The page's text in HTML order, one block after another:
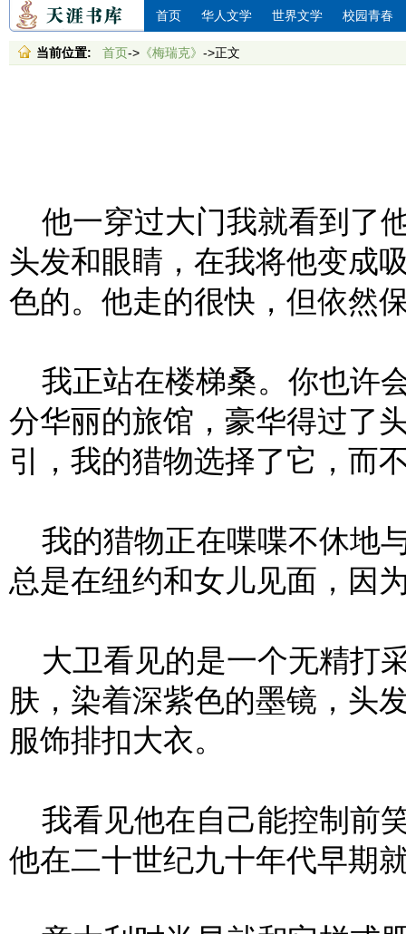
首页 华人文学 世界文学 校园青春
当前位置: 首页-> 《梅瑞克》 ->正文
他一穿过大门我就看到了
头发和眼睛，在我将他变成
色的。他走的很快，但依然
我正站在楼梯桑。你也许
分华丽的旅馆，豪华得过了
引，我的猎物选择了它，而
我的猎物正在喋喋不休地
总是在纽约和女儿见面，因
大卫看见的是一个无精打
肤，染着深紫色的墨镜，头
服饰排扣大衣。
我看见他在自己能控制前
他在二十世纪九十年代早期